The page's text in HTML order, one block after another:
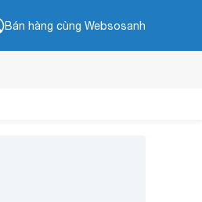
Bán hàng cùng Websosanh